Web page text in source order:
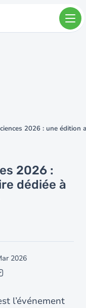
2026 : une édition
2026 :
dédiée à
2026
l’événement